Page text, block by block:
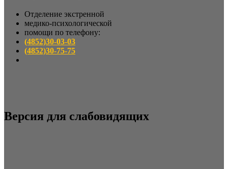
Отделение экстренной
медико-психологической
помощи по телефону:
(4852)30-03-03
(4852)30-75-75
Версия для слабовидящих